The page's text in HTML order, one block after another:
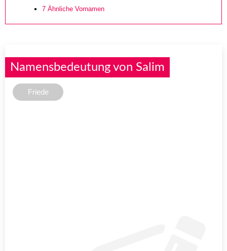
7 Ähnliche Vornamen
Namensbedeutung von Salim
Friede